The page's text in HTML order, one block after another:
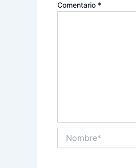
Comentario *